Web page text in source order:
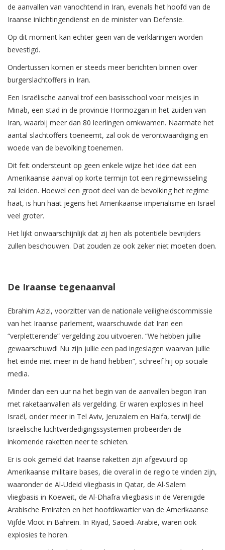
de aanvallen van vanochtend in Iran, evenals het hoofd van de
Iraanse inlichtingendienst en de minister van Defensie.
Op dit moment kan echter geen van de verklaringen worden
bevestigd.
Ondertussen komen er steeds meer berichten binnen over
burgerslachtoffers in Iran.
Een Israëlische aanval trof een basisschool voor meisjes in
Minab, een stad in de provincie Hormozgan in het zuiden van
Iran, waarbij meer dan 80 leerlingen omkwamen. Naarmate het
aantal slachtoffers toeneemt, zal ook de verontwaardiging en
woede van de bevolking toenemen.
Dit feit ondersteunt op geen enkele wijze het idee dat een
Amerikaanse aanval op korte termijn tot een regimewisseling
zal leiden. Hoewel een groot deel van de bevolking het regime
haat, is hun haat jegens het Amerikaanse imperialisme en Israël
veel groter.
Het lijkt onwaarschijnlijk dat zij hen als potentiële bevrijders
zullen beschouwen. Dat zouden ze ook zeker niet moeten doen.
De Iraanse tegenaanval
Ebrahim Azizi, voorzitter van de nationale veiligheidscommissie
van het Iraanse parlement, waarschuwde dat Iran een
“verpletterende” vergelding zou uitvoeren. “We hebben jullie
gewaarschuwd! Nu zijn jullie een pad ingeslagen waarvan jullie
het einde niet meer in de hand hebben”, schreef hij op sociale
media.
Minder dan een uur na het begin van de aanvallen begon Iran
met raketaanvallen als vergelding. Er waren explosies in heel
Israël, onder meer in Tel Aviv, Jeruzalem en Haifa, terwijl de
Israëlische luchtverdedigingssystemen probeerden de
inkomende raketten neer te schieten.
Er is ook gemeld dat Iraanse raketten zijn afgevuurd op
Amerikaanse militaire bases, die overal in de regio te vinden zijn,
waaronder de Al-Udeid vliegbasis in Qatar, de Al-Salem
vliegbasis in Koeweit, de Al-Dhafra vliegbasis in de Verenigde
Arabische Emiraten en het hoofdkwartier van de Amerikaanse
Vijfde Vloot in Bahrein. In Riyad, Saoedi-Arabië, waren ook
explosies te horen.